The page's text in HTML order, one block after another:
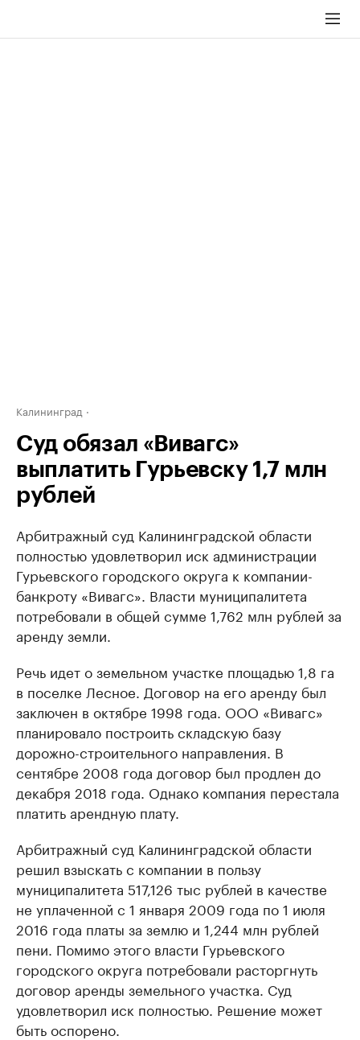
Калининград
Суд обязал «Вивагс»
выплатить Гурьевску 1,7 млн
рублей
Арбитражный суд Калининградской области
полностью удовлетворил иск администрации
Гурьевского городского округа к компании-
банкроту «Вивагс». Власти муниципалитета
потребовали в общей сумме 1,762 млн рублей за
аренду земли.
Речь идет о земельном участке площадью 1,8 га
в поселке Лесное. Договор на его аренду был
заключен в октябре 1998 года. ООО «Вивагс»
планировало построить складскую базу
дорожно-строительного направления. В
сентябре 2008 года договор был продлен до
декабря 2018 года. Однако компания перестала
платить арендную плату.
Арбитражный суд Калининградской области
решил взыскать с компании в пользу
муниципалитета 517,126 тыс рублей в качестве
не уплаченной с 1 января 2009 года по 1 июля
2016 года платы за землю и 1,244 млн рублей
пени. Помимо этого власти Гурьевского
городского округа потребовали расторгнуть
договор аренды земельного участка. Суд
удовлетворил иск полностью. Решение может
быть оспорено.